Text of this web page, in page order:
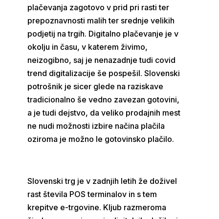
plačevanja zagotovo v prid pri rasti ter
prepoznavnosti malih ter srednje velikih
podjetij na trgih. Digitalno plačevanje je v
okolju in času, v katerem živimo,
neizogibno, saj je nenazadnje tudi covid
trend digitalizacije še pospešil. Slovenski
potrošnik je sicer glede na raziskave
tradicionalno še vedno zavezan gotovini,
a je tudi dejstvo, da veliko prodajnih mest
ne nudi možnosti izbire načina plačila
oziroma je možno le gotovinsko plačilo.
Slovenski trg je v zadnjih letih že doživel
rast števila POS terminalov in s tem
krepitve e-trgovine. Kljub razmeroma